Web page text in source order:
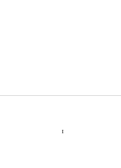
1